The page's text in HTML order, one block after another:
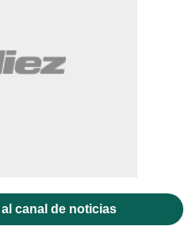
canal de noticias